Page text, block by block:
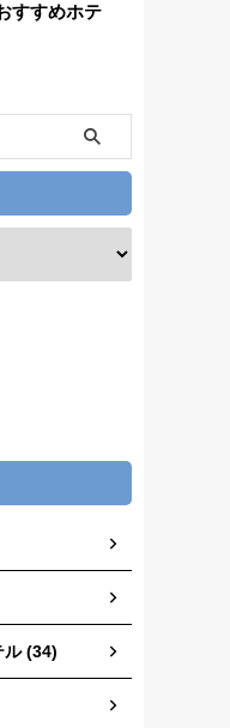
すすめホテ
ル (34)